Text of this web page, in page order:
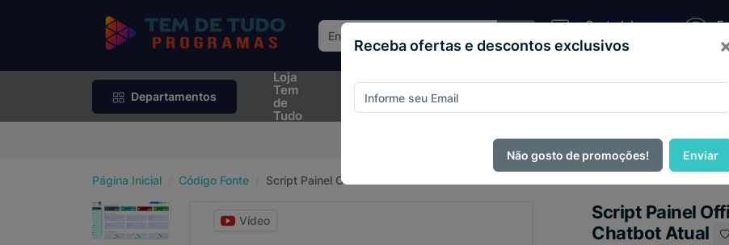
Central de
Atendimento
Departamentos
Loja
Tem
de
Tudo
Rifas e
Sorteios
Script
Loja
Código
PIX e ganhe 14% OFF em todo o site no mês de
Página Inicial Código Fonte Script Painel Office Xtream Server Pro V10 Com Chatbot Atual
Vídeo
Script Painel
Chatbot Atual
Receba ofertas e descontos exclusivos
Não gosto de promoções! Enviar